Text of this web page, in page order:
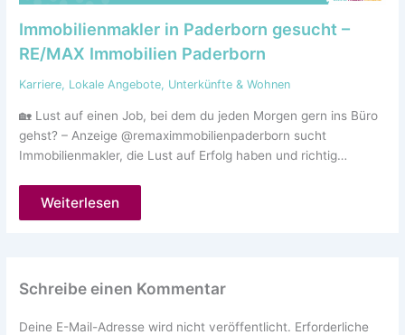
Immobilienmakler in Paderborn gesucht –
RE/MAX Immobilien Paderborn
Karriere, Lokale Angebote, Unterkünfte & Wohnen
🏡 Lust auf einen Job, bei dem du jeden Morgen gern ins Büro
gehst? – Anzeige @remaximmobilienpaderborn sucht
Immobilienmakler, die Lust auf Erfolg haben und richtig…
Weiterlesen
Schreibe einen Kommentar
Deine E-Mail-Adresse wird nicht veröffentlicht. Erforderliche